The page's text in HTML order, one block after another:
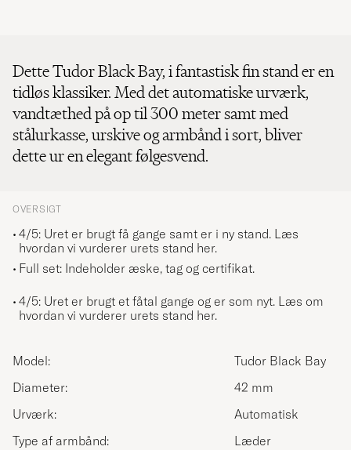
Dette Tudor Black Bay, i fantastisk fin stand er en
tidløs klassiker. Med det automatiske urværk,
vandtæthed på op til 300 meter samt med
stålurkasse, urskive og armbånd i sort, bliver
dette ur en elegant følgesvend.
OVERSIGT
4/5: Uret er brugt få gange samt er i ny stand. Læs
hvordan vi vurderer urets stand her.
Full set: Indeholder æske, tag og certifikat.
4/5: Uret er brugt et fåtal gange og er som nyt. Læs om
hvordan vi vurderer urets stand her.
Model:
Tudor Black Bay
Diameter:
42 mm
Urværk:
Automatisk
Type af armbånd:
Læder